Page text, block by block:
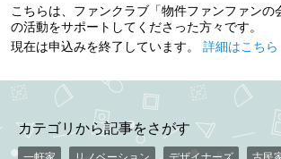
こちらは、ファンクラブ「物件ファンファンの
の活動をサポートしてくださった方々です。
現在は申込みを終了しています。 詳細はこちら
カテゴリから記事をさがす
一軒家 リノベーション デザイナーズ 古民